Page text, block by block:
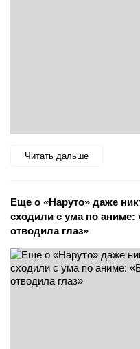
Читать дальше
Еще о «Наруто» даже
сходили с ума по аниме:
отводила глаз»